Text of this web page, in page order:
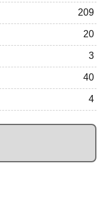
209
20
3
40
4